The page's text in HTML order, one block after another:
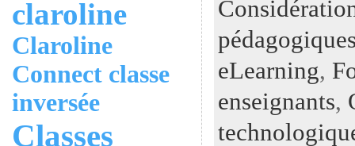
claroline
Claroline
Connect classe
inversée
Classes
eLearning,
enseignants,